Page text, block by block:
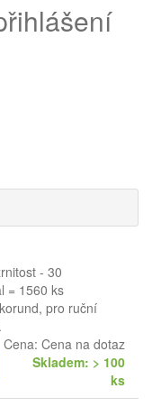
- 30
= 1560 ks
pro ruční
Cena: Cena na dotaz
Skladem: > 100
ks